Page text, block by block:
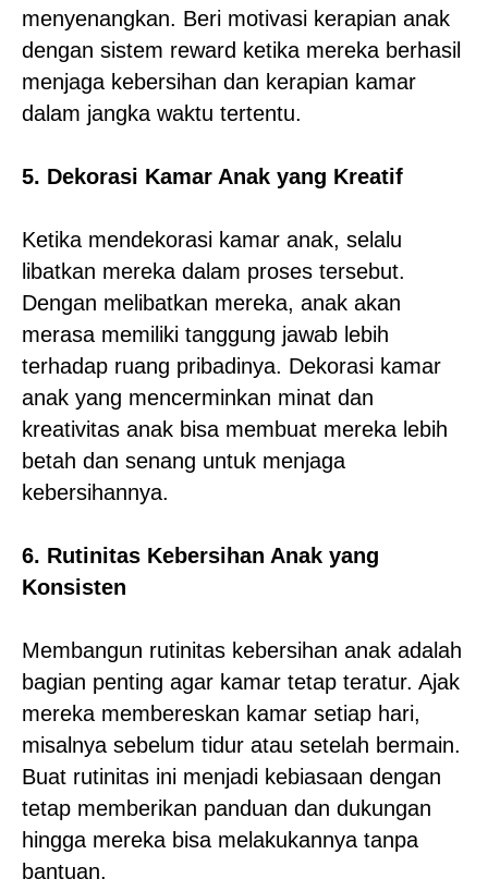
menyenangkan. Beri motivasi kerapian anak
dengan sistem reward ketika mereka berhasil
menjaga kebersihan dan kerapian kamar
dalam jangka waktu tertentu.
5. Dekorasi Kamar Anak yang Kreatif
Ketika mendekorasi kamar anak, selalu
libatkan mereka dalam proses tersebut.
Dengan melibatkan mereka, anak akan
merasa memiliki tanggung jawab lebih
terhadap ruang pribadinya. Dekorasi kamar
anak yang mencerminkan minat dan
kreativitas anak bisa membuat mereka lebih
betah dan senang untuk menjaga
kebersihannya.
6. Rutinitas Kebersihan Anak yang
Konsisten
Membangun rutinitas kebersihan anak adalah
bagian penting agar kamar tetap teratur. Ajak
mereka membereskan kamar setiap hari,
misalnya sebelum tidur atau setelah bermain.
Buat rutinitas ini menjadi kebiasaan dengan
tetap memberikan panduan dan dukungan
hingga mereka bisa melakukannya tanpa
bantuan.